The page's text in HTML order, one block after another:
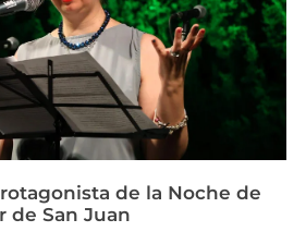
de la Noche de
de San Juan